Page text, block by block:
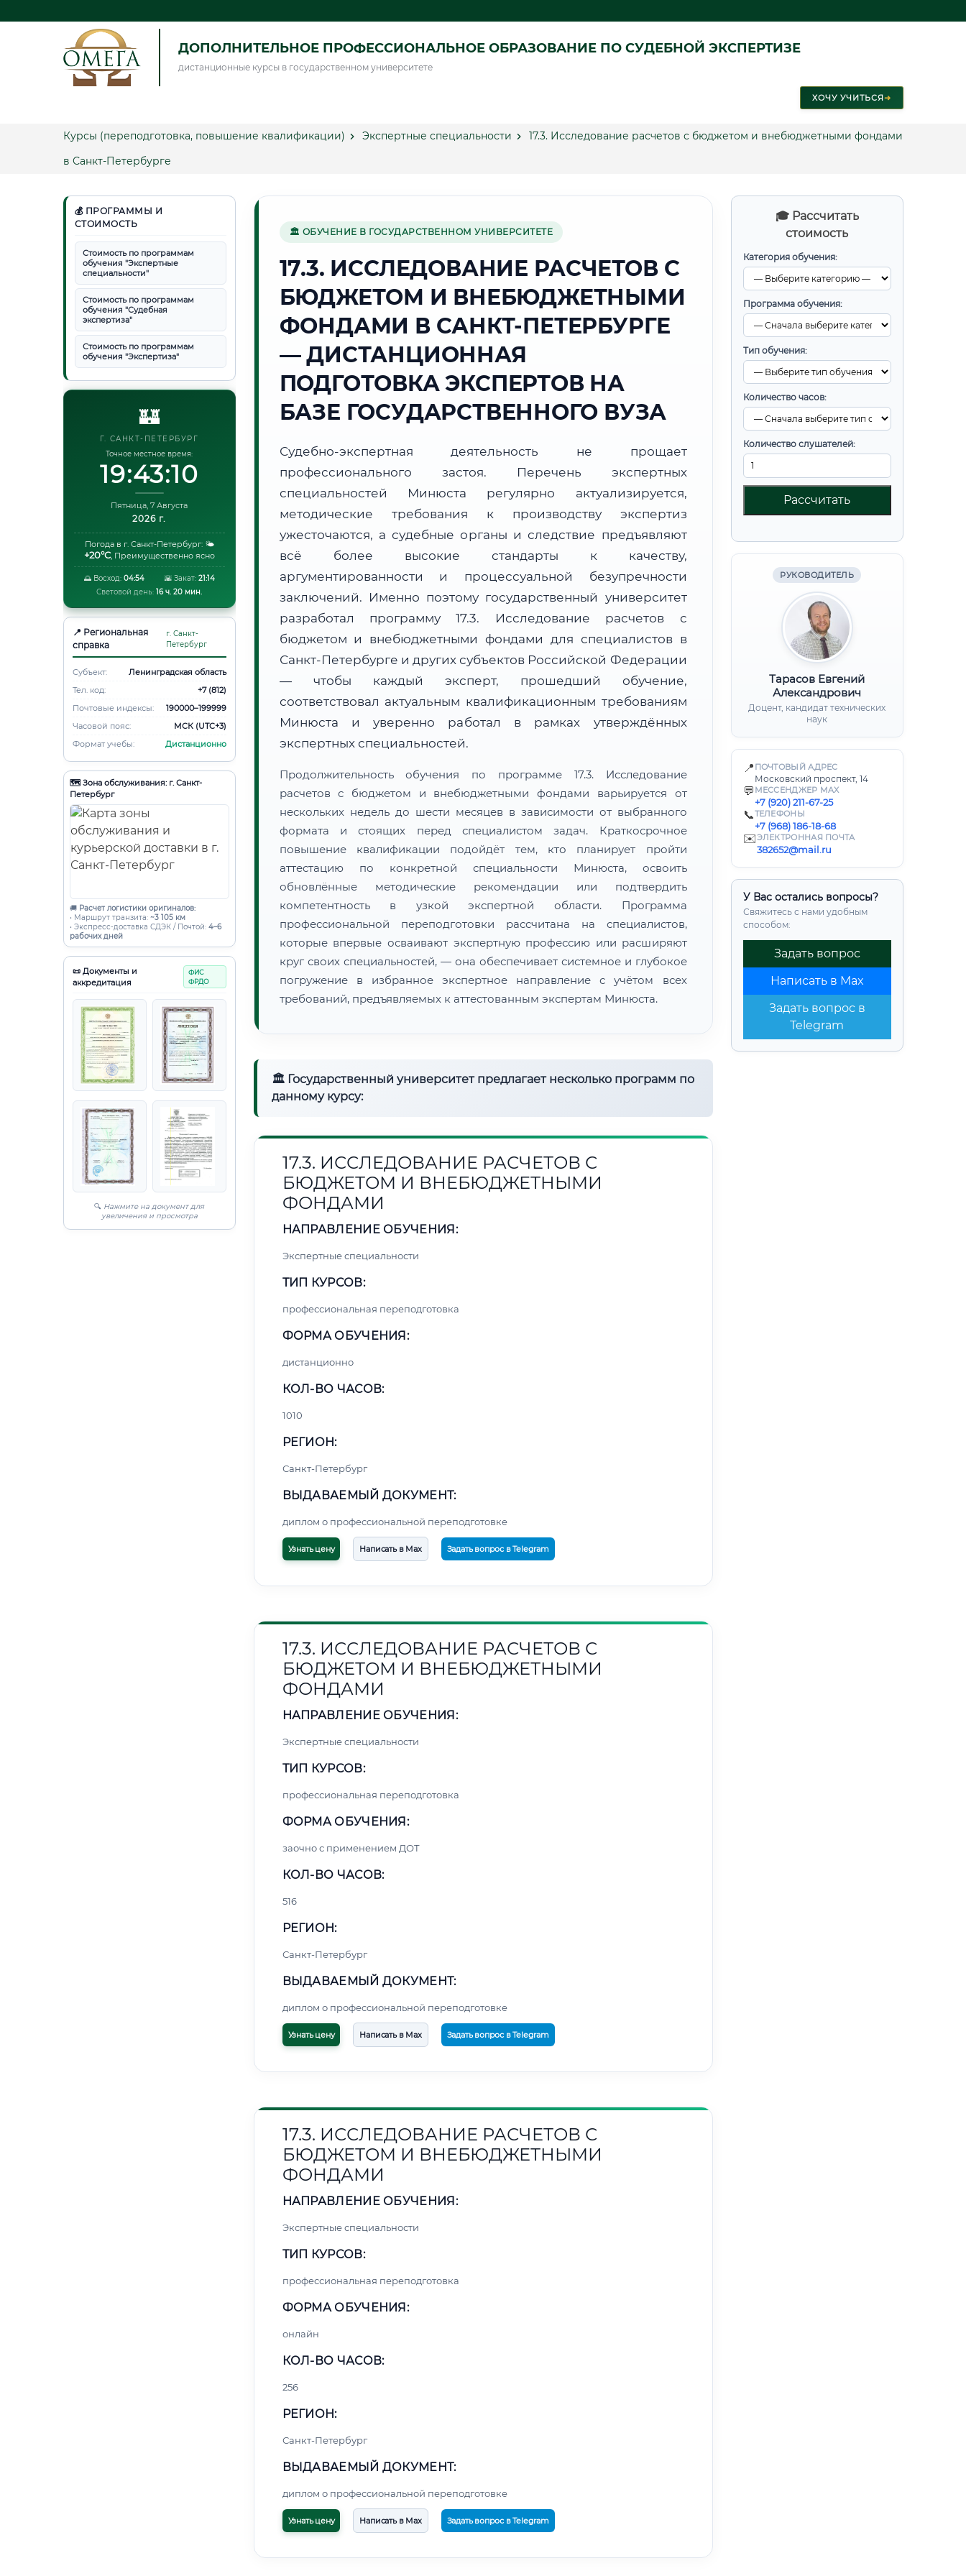
ДОПОЛНИТЕЛЬНОЕ ПРОФЕССИОНАЛЬНОЕ ОБРАЗОВАНИЕ ПО СУДЕБНОЙ ЭКСПЕРТИЗЕ
дистанционные курсы в государственном университете
ХОЧУ УЧИТЬСЯ➜
Курсы (переподготовка, повышение квалификации) Экспертные специальности
17.3. Исследование расчетов с бюджетом и внебюджетными фондами
в Санкт-Петербурге
💰 ПРОГРАММЫ И
СТОИМОСТЬ
Стоимость по программам
обучения "Экспертные
специальности"
Стоимость по программам
обучения "Судебная
экспертиза"
Стоимость по программам
обучения "Экспертиза"
🏰
Г. САНКТ-ПЕТЕРБУРГ
Точное местное время:
19:43:11
Пятница, 7 Августа
2026 г.
Погода в г. Санкт-Петербург: 🌤️
+20°C, Преимущественно ясно
🌅 Восход: 04:54 🌇 Закат: 21:14
Световой день: 16 ч. 20 мин.
📍 Региональная
справка
г. Санкт-
Петербург
Субъект:
Ленинградская область
Тел. код:
+7 (812)
Почтовые индексы:
190000–199999
Часовой пояс:
МСК (UTC+3)
Формат учебы:
Дистанционно
🗺️ Зона обслуживания: г. Санкт-
Петербург
🚚 Расчет логистики оригиналов:
• Маршрут транзита: ~3 105 км
• Экспресс-доставка СДЭК / Почтой: 4–6
рабочих дней
📜 Документы и
аккредитация
ФИС
ФРДО
🔍 Нажмите на документ для
увеличения и просмотра
🎓 Рассчитать
стоимость
Категория обучения:
Программа обучения:
Тип обучения:
Количество часов:
Количество слушателей:
Рассчитать
РУКОВОДИТЕЛЬ
Тарасов Евгений
Александрович
Доцент, кандидат технических
наук
📍 ПОЧТОВЫЙ АДРЕС
Московский проспект, 14
💬 МЕССЕНДЖЕР MAX
+7 (920) 211-67-25
📞ТЕЛЕФОНЫ
+7 (968) 186-18-68
✉️ЭЛЕКТРОННАЯ ПОЧТА
382652@mail.ru
У Вас остались вопросы?
Свяжитесь с нами удобным
способом:
Задать вопрос
Написать в Max
Задать вопрос в
Telegram
🏛 ОБУЧЕНИЕ В ГОСУДАРСТВЕННОМ УНИВЕРСИТЕТЕ
17.3. ИССЛЕДОВАНИЕ РАСЧЕТОВ С
БЮДЖЕТОМ И ВНЕБЮДЖЕТНЫМИ
ФОНДАМИ В САНКТ-ПЕТЕРБУРГЕ
— ДИСТАНЦИОННАЯ
ПОДГОТОВКА ЭКСПЕРТОВ НА
БАЗЕ ГОСУДАРСТВЕННОГО ВУЗА
Судебно-экспертная деятельность не прощает
профессионального застоя. Перечень экспертных
специальностей Минюста регулярно актуализируется,
методические требования к производству экспертиз
ужесточаются, а судебные органы и следствие предъявляют
всё более высокие стандарты к качеству,
аргументированности и процессуальной безупречности
заключений. Именно поэтому государственный университет
разработал программу 17.3. Исследование расчетов с
бюджетом и внебюджетными фондами для специалистов в
Санкт-Петербурге и других субъектов Российской Федерации
— чтобы каждый эксперт, прошедший обучение,
соответствовал актуальным квалификационным требованиям
Минюста и уверенно работал в рамках утверждённых
экспертных специальностей.
Продолжительность обучения по программе 17.3. Исследование
расчетов с бюджетом и внебюджетными фондами варьируется от
нескольких недель до шести месяцев в зависимости от выбранного
формата и стоящих перед специалистом задач. Краткосрочное
повышение квалификации подойдёт тем, кто планирует пройти
аттестацию по конкретной специальности Минюста, освоить
обновлённые методические рекомендации или подтвердить
компетентность в узкой экспертной области. Программа
профессиональной переподготовки рассчитана на специалистов,
которые впервые осваивают экспертную профессию или расширяют
круг своих специальностей, — она обеспечивает системное и глубокое
погружение в избранное экспертное направление с учётом всех
требований, предъявляемых к аттестованным экспертам Минюста.
🏛 Государственный университет предлагает несколько программ по
данному курсу:
17.3. ИССЛЕДОВАНИЕ РАСЧЕТОВ С
БЮДЖЕТОМ И ВНЕБЮДЖЕТНЫМИ
ФОНДАМИ
НАПРАВЛЕНИЕ ОБУЧЕНИЯ:
Экспертные специальности
ТИП КУРСОВ:
профессиональная переподготовка
ФОРМА ОБУЧЕНИЯ:
дистанционно
КОЛ-ВО ЧАСОВ:
1010
РЕГИОН:
Санкт-Петербург
ВЫДАВАЕМЫЙ ДОКУМЕНТ:
диплом о профессиональной переподготовке
Узнать цену Написать в Max Задать вопрос в Telegram
17.3. ИССЛЕДОВАНИЕ РАСЧЕТОВ С
БЮДЖЕТОМ И ВНЕБЮДЖЕТНЫМИ
ФОНДАМИ
НАПРАВЛЕНИЕ ОБУЧЕНИЯ:
Экспертные специальности
ТИП КУРСОВ:
профессиональная переподготовка
ФОРМА ОБУЧЕНИЯ:
заочно с применением ДОТ
КОЛ-ВО ЧАСОВ:
516
РЕГИОН:
Санкт-Петербург
ВЫДАВАЕМЫЙ ДОКУМЕНТ:
диплом о профессиональной переподготовке
Узнать цену Написать в Max Задать вопрос в Telegram
17.3. ИССЛЕДОВАНИЕ РАСЧЕТОВ С
БЮДЖЕТОМ И ВНЕБЮДЖЕТНЫМИ
ФОНДАМИ
НАПРАВЛЕНИЕ ОБУЧЕНИЯ:
Экспертные специальности
ТИП КУРСОВ:
профессиональная переподготовка
ФОРМА ОБУЧЕНИЯ:
онлайн
КОЛ-ВО ЧАСОВ:
256
РЕГИОН:
Санкт-Петербург
ВЫДАВАЕМЫЙ ДОКУМЕНТ:
диплом о профессиональной переподготовке
Узнать цену Написать в Max Задать вопрос в Telegram